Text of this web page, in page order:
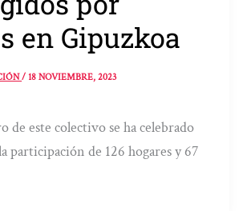
en Gipuzkoa
/18 NOVIEMBRE, 2023
de este colectivo se ha celebrado
participación de 126 hogares y 67